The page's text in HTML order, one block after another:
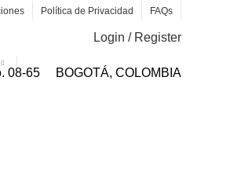
Política de Privacidad FAQs
Login / Register
08-65 BOGOTÁ, COLOMBIA